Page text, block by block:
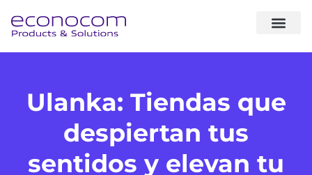
Ulanka: Tiendas que
despiertan tus
sentidos y elevan tu